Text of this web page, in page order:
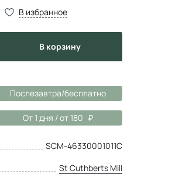
В избранное
в корзину
Послезавтра/бесплатно
От 1 дня / от 180
SCM-46330001011C
St Cuthberts Mill